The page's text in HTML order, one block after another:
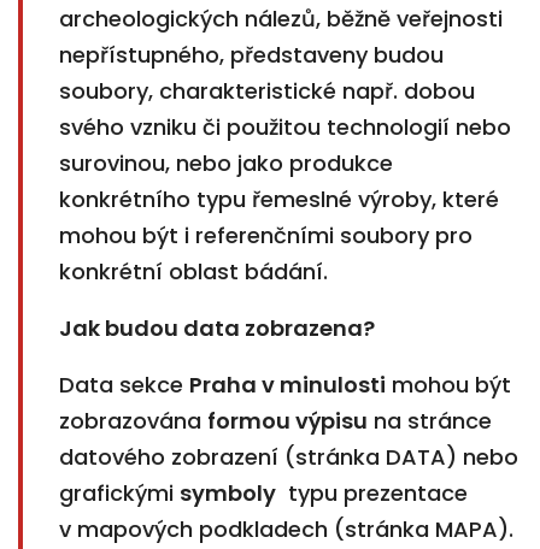
archeologických nálezů, běžně veřejnosti
nepřístupného, představeny budou
soubory, charakteristické např. dobou
svého vzniku či použitou technologií nebo
surovinou, nebo jako produkce
konkrétního typu řemeslné výroby, které
mohou být i referenčními soubory pro
konkrétní oblast bádání.
Jak budou data zobrazena?
Data sekce Praha v minulosti mohou být
zobrazována formou výpisu na stránce
datového zobrazení (stránka DATA) nebo
grafickými symboly typu prezentace
v mapových podkladech (stránka MAPA).